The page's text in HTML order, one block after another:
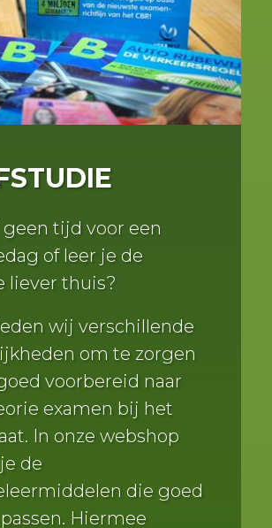
tijd voor een
of leer je de
liever thuis?
wij verschillende
om te zorgen
voorbereid naar
examen bij het
In onze webshop
de
die goed
Hiermee